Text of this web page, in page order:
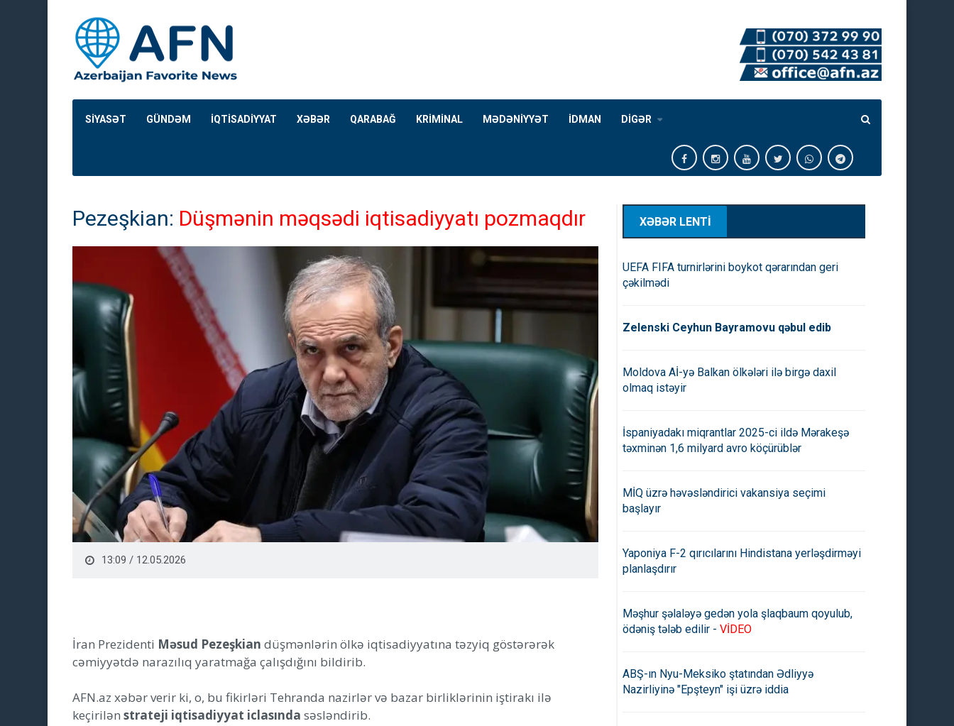
SİYASƏT GÜNDƏM İQTİSADİYYAT XƏBƏR QARABAĞ KRİMİNAL MƏDƏNİYYƏT İDMAN DİGƏR
Pezeşkian: Düşmənin məqsədi iqtisadiyyatı pozmaqdır
13:09 / 12.05.2026
İran Prezidenti Məsud Pezeşkian düşmənlərin ölkə iqtisadiyyatına təzyiq göstərərək
cəmiyyətdə narazılıq yaratmağa çalışdığını bildirib.
AFN.az xəbər verir ki, o, bu fikirləri Tehranda nazirlər və bazar birliklərinin iştirakı ilə
keçirilən strateji iqtisadiyyat iclasında səsləndirib.
XƏBƏR LENTİ
UEFA FIFA turnirlərini boykot qərarından geri
çəkilmədi
Zelenski Ceyhun Bayramovu qəbul edib
Moldova Aİ-yə Balkan ölkələri ilə birgə daxil
olmaq istəyir
İspaniyadakı miqrantlar 2025-ci ildə Mərakeşə
təxminən 1,6 milyard avro köçürüblər
MİQ üzrə həvəsləndirici vakansiya seçimi
başlayır
Yaponiya F-2 qırıcılarını Hindistana yerləşdirməyi
planlaşdırır
Məşhur şəlaləyə gedən yola şlaqbaum qoyulub,
ödəniş tələb edilir - VİDEO
ABŞ-ın Nyu-Meksiko ştatından Ədliyyə
Nazirliyinə "Epşteyn" işi üzrə iddia